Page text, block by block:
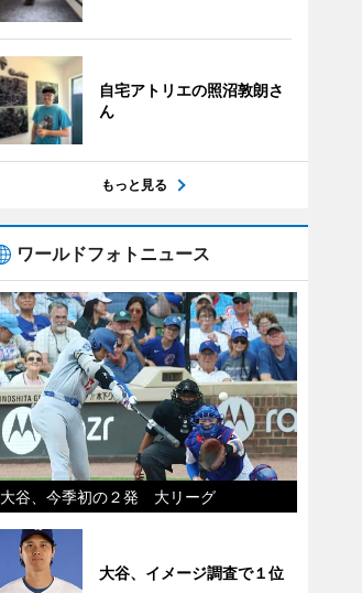
自宅アトリエの照沼敦朗さ
ん
もっと見る
ワールドフォトニュース
大谷、今季初の２発 大リーグ
大谷、イメージ調査で１位